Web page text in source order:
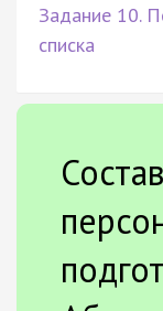
Задание 10.
списка